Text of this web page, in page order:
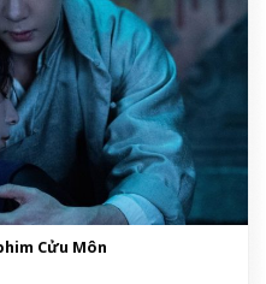
Cửu Môn